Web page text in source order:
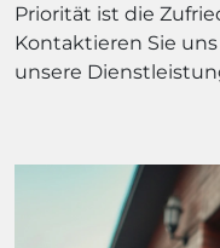
Priorität ist die
Kontaktieren Sie
unsere